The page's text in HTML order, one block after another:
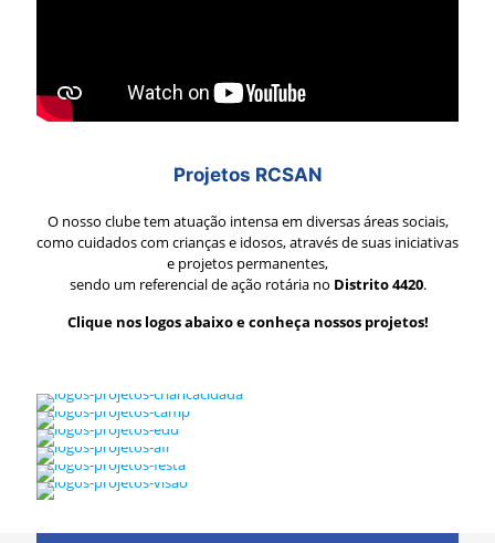
Projetos RCSAN
O nosso clube tem atuação intensa em diversas áreas sociais,
como cuidados com crianças e idosos, através de suas iniciativas
e projetos permanentes,
sendo um referencial de ação rotária no Distrito 4420.
Clique nos logos abaixo e conheça nossos projetos!